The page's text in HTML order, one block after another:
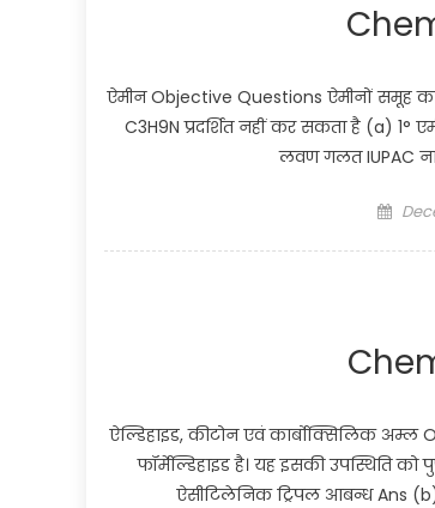
ऐमीन Objective Questions ऐमीनों समूह
C3H9N प्रदर्शित नहीं कर सकता है (a)
लवण गलत IUPAC
ऐल्डिहाइड, कीटोन एवं कार्बोक्सिलिक
फॉर्मेल्डिहाइड है। यह इसकी उपस्थिति
ऐसीटिलेनिक ट्रिपल आबन्ध Ans